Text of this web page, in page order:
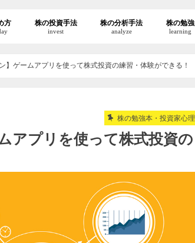
方 株の投資手法
invest
株の分析手法
analyze
株の勉強
learning
】ゲームアプリを使って株式投資の練習・体験ができる！
株の勉強本・投資家心理
アプリを使って株式投資の